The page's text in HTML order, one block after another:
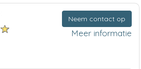
Neem contact op
Meer informatie